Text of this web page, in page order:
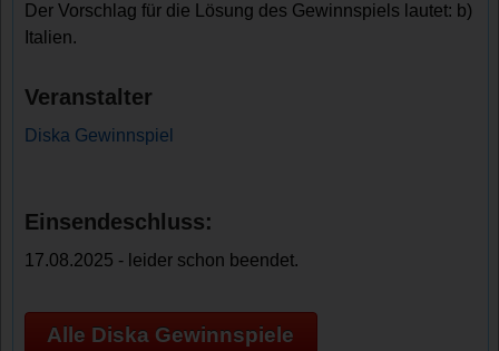
Der Vorschlag für die Lösung des Gewinnspiels lautet: b)
Italien.
Veranstalter
Diska Gewinnspiel
Einsendeschluss:
17.08.2025 - leider schon beendet.
Alle Diska Gewinnspiele